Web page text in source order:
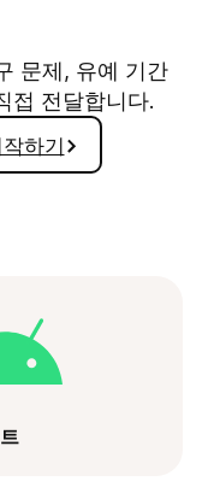
문제, 유예 기간
접 전달합니다.
하기